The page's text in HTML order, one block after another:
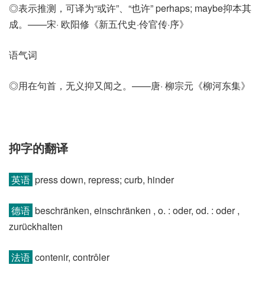
◎表示推测，可译为“或许”、“也许” perhaps; maybe抑本其
成。——宋· 欧阳修《新五代史·伶官传·序》
语气词
◎用在句首，无义抑又闻之。——唐· 柳宗元《柳河东集》
抑字的翻译
英语 press down, repress; curb, hinder
德语 beschränken, einschränken , o. : oder, od. : oder ,
zurückhalten
法语 contenir, contrôler